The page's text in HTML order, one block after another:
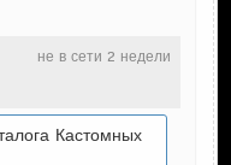
не в сети 2 недели
Кастомных